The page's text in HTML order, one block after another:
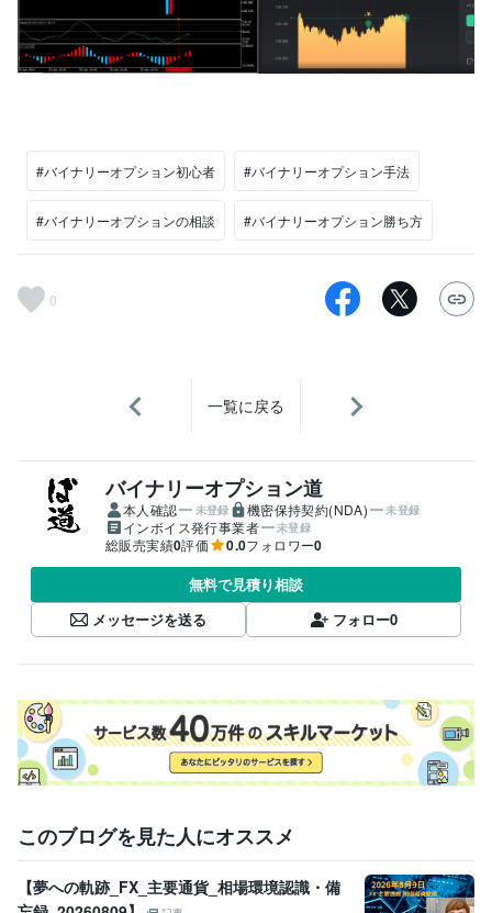
#バイナリーオプション初心者 #バイナリーオプション手法
#バイナリーオプションの相談 #バイナリーオプション勝ち方
0
一覧に戻る
バイナリーオプション道
本人確認 未登録 機密保持契約(NDA) 未登録
インボイス発行事業者 未登録
総販売実績0評価 0.0フォロワー0
無料で見積り相談
メッセージを送る
フォロー0
このブログを見た人にオススメ
【夢への軌跡_FX_主要通貨_相場環境認識・備